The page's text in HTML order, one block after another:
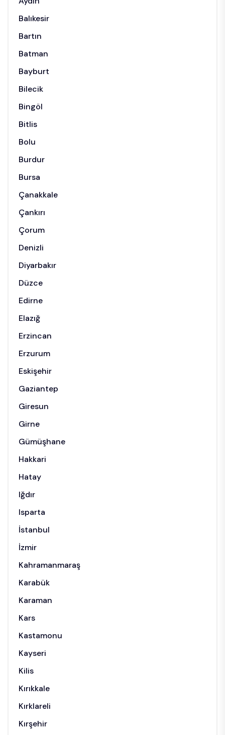
Balıkesir
Bartın
Batman
Bayburt
Bilecik
Bingöl
Bitlis
Bolu
Burdur
Bursa
Çanakkale
Çankırı
Çorum
Denizli
Diyarbakır
Düzce
Edirne
Elazığ
Erzincan
Erzurum
Eskişehir
Gaziantep
Giresun
Girne
Gümüşhane
Hakkari
Hatay
Iğdır
Isparta
İstanbul
İzmir
Kahramanmaraş
Karabük
Karaman
Kars
Kastamonu
Kayseri
Kilis
Kırıkkale
Kırklareli
Kırşehir